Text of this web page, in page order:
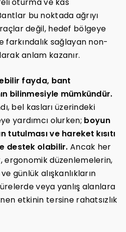
bu noktada ağrıyı
değil, hedef bölgeye
sağlayan non-
anlam kazanır.
fayda, bant
bilinmesiyle mümkündür.
bel kasları üzerindeki
yardımcı olurken; boyun
tutulması ve hareket kısıtı
destek olabilir. Ancak her
ergonomik düzenlemelerin,
günlük alışkanlıkların
veya yanlış alanlara
etkinin tersine rahatsızlık